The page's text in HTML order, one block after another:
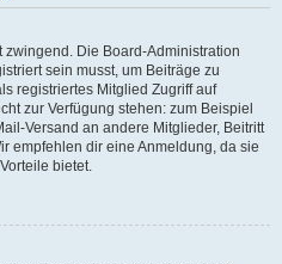
Die Board-Administration
sein musst, um Beiträge zu
registriertes Mitglied Zugriff auf
zur Verfügung stehen: zum Beispiel
Versand an andere Mitglieder, Beitritt
empfehlen dir eine Anmeldung, da sie
bietet.